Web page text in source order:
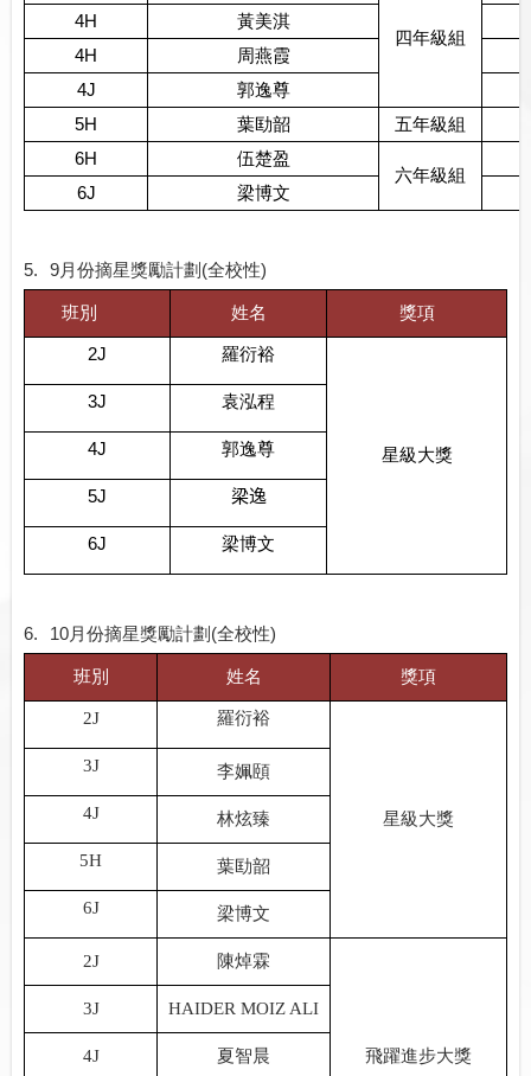
四年級組
4H
黃美淇
4H
周燕霞
4J
郭逸尊
5H
葉劻韶
五年級組
6H
伍楚盈
六年級組
6J
梁博文
5. 9月份摘星獎勵計劃 (全校性)
班別 姓名 獎項
2J 羅衍裕
星級大獎
3J 袁泓程
4J 郭逸尊
5J 梁逸
6J 梁博文
6. 10月份摘星獎勵計劃 (全校性)
班別 姓名 獎項
2J 羅衍裕
星級大獎
3J 李姵頤
4J 林炫臻
5H 葉劻韶
6J 梁博文
2J 陳焯霖
飛躍進步大獎
3J HAIDER MOIZ ALI
4J 夏智晨